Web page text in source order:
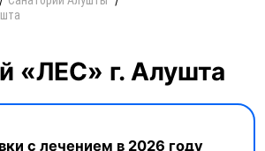
«ЛЕС» г. Алушта
с лечением в 2026 году